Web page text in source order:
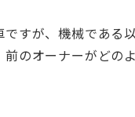
すが、機械である
のオーナーがどの